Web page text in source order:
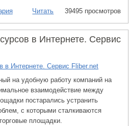
Читать 39495 просмотров
в Интернете. Сервис
на удобную работу компаний на
взаимодействие между
постарались устранить
с которыми сталкиваются
площадки.